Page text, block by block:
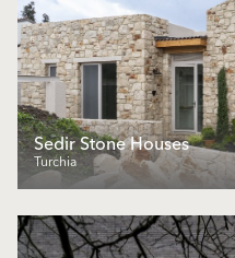
Sedir Stone Houses
Turchia